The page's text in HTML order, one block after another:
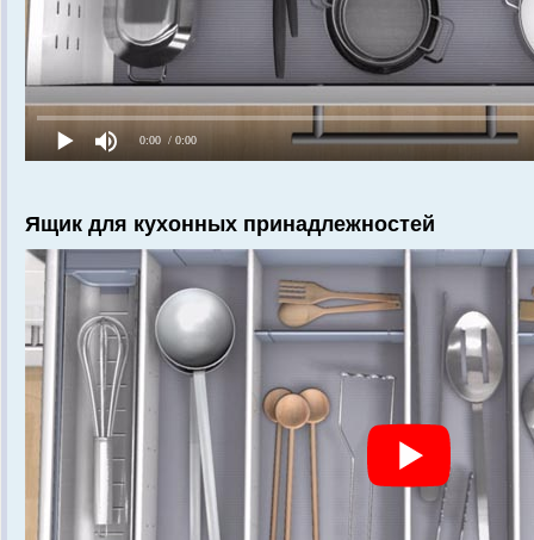
Ящик для кухонных принадлежностей